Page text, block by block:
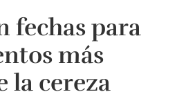
fechas para
más
la cereza